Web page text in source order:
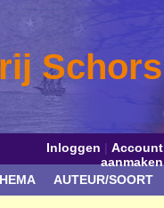
Inloggen | Account
aanmaken
Schors
AUTEUR/SOORT